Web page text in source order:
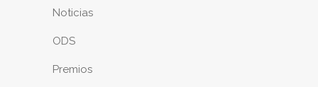
Noticias
ODS
Premios